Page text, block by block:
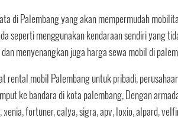
di Palembang yang akan mempermudah
seperti menggunakan kendaraan sendiri yang
menyenangkan juga harga sewa mobil di
rental mobil Palembang untuk pribadi,
ke bandara di kota palembang, Dengan
fortuner, calya, sigra, apv, loxio, alpard,